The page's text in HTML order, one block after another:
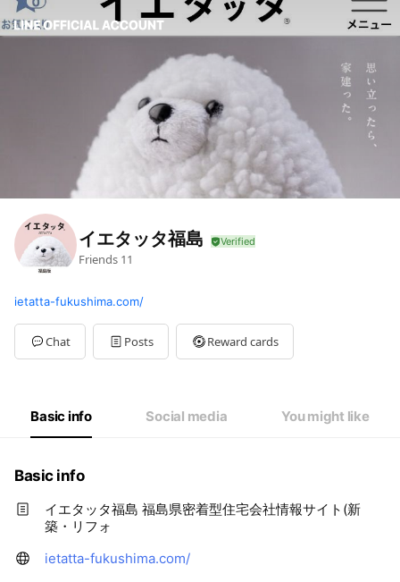
イエタッタ福島
Friends 11
ietatta-fukushima.com/
Chat Posts Reward cards
Basic info Social media You might like
Basic info
イエタッタ福島 福島県密着型住宅会社情報サイト(新
築・リフォ
ietatta-fukushima.com/